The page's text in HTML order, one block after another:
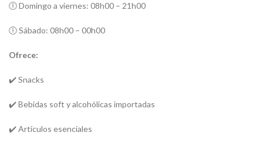
🕕 Domingo a viernes: 08h00 – 21h00
🕕 Sábado: 08h00 – 00h00
Ofrece:
✔️Snacks
✔️ Bebidas soft y alcohólicas importadas
✔️ Artículos esenciales